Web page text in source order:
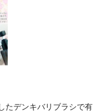
たデンキバリブラシで有